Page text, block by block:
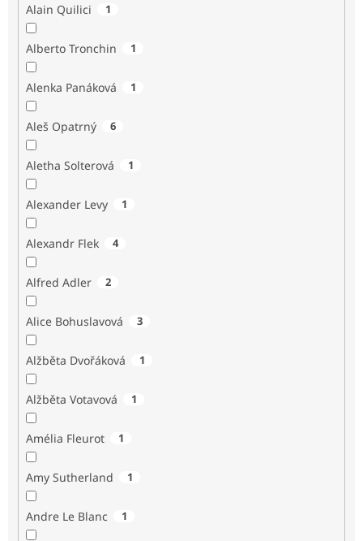
Alain Quilici 1
Alberto Tronchin 1
Alenka Panáková 1
Aleš Opatrný 6
Aletha Solterová 1
Alexander Levy 1
Alexandr Flek 4
Alfred Adler 2
Alice Bohuslavová 3
Alžběta Dvořáková 1
Alžběta Votavová 1
Amélia Fleurot 1
Amy Sutherland 1
Andre Le Blanc 1